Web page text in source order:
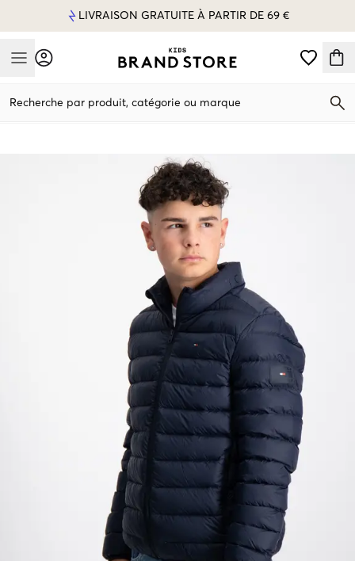
LIVRAISON GRATUITE À PARTIR DE 69 €
Mobile Menu
Recherche par produit, catégorie ou marque